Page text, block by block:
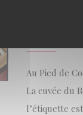
Au Pied de
La cuvée du
l’étiquette